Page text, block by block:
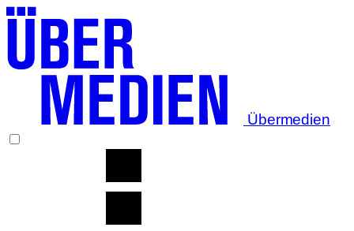
Übermedien